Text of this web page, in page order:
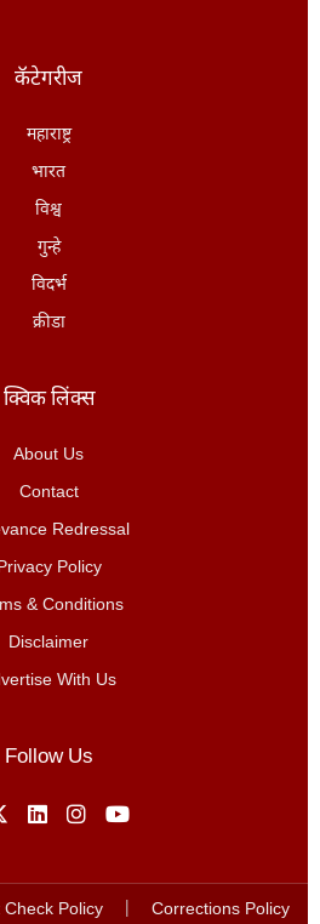
कॅटेगरीज
महाराष्ट्र
भारत
विश्व
गुन्हे
विदर्भ
क्रीडा
क्विक लिंक्स
About Us
Contact
Redressal
Policy
& Conditions
Disclaimer
With Us
Follow Us
Check Policy Corrections Policy